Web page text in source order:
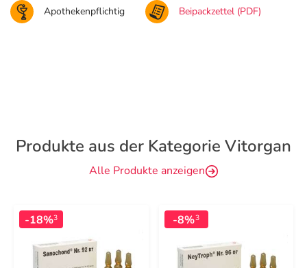
Apothekenpflichtig Beipackzettel (PDF)
Produkte aus der Kategorie Vitorgan
Alle Produkte anzeigen
-18%3 -8%3